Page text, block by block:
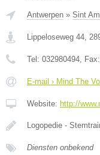
Antwerpen » Sint
Lippeloseweg 44,
Tel: 032980494, Fax:
E-mail › Mind The
Website: http://
Logopedie -
Diensten onbekend